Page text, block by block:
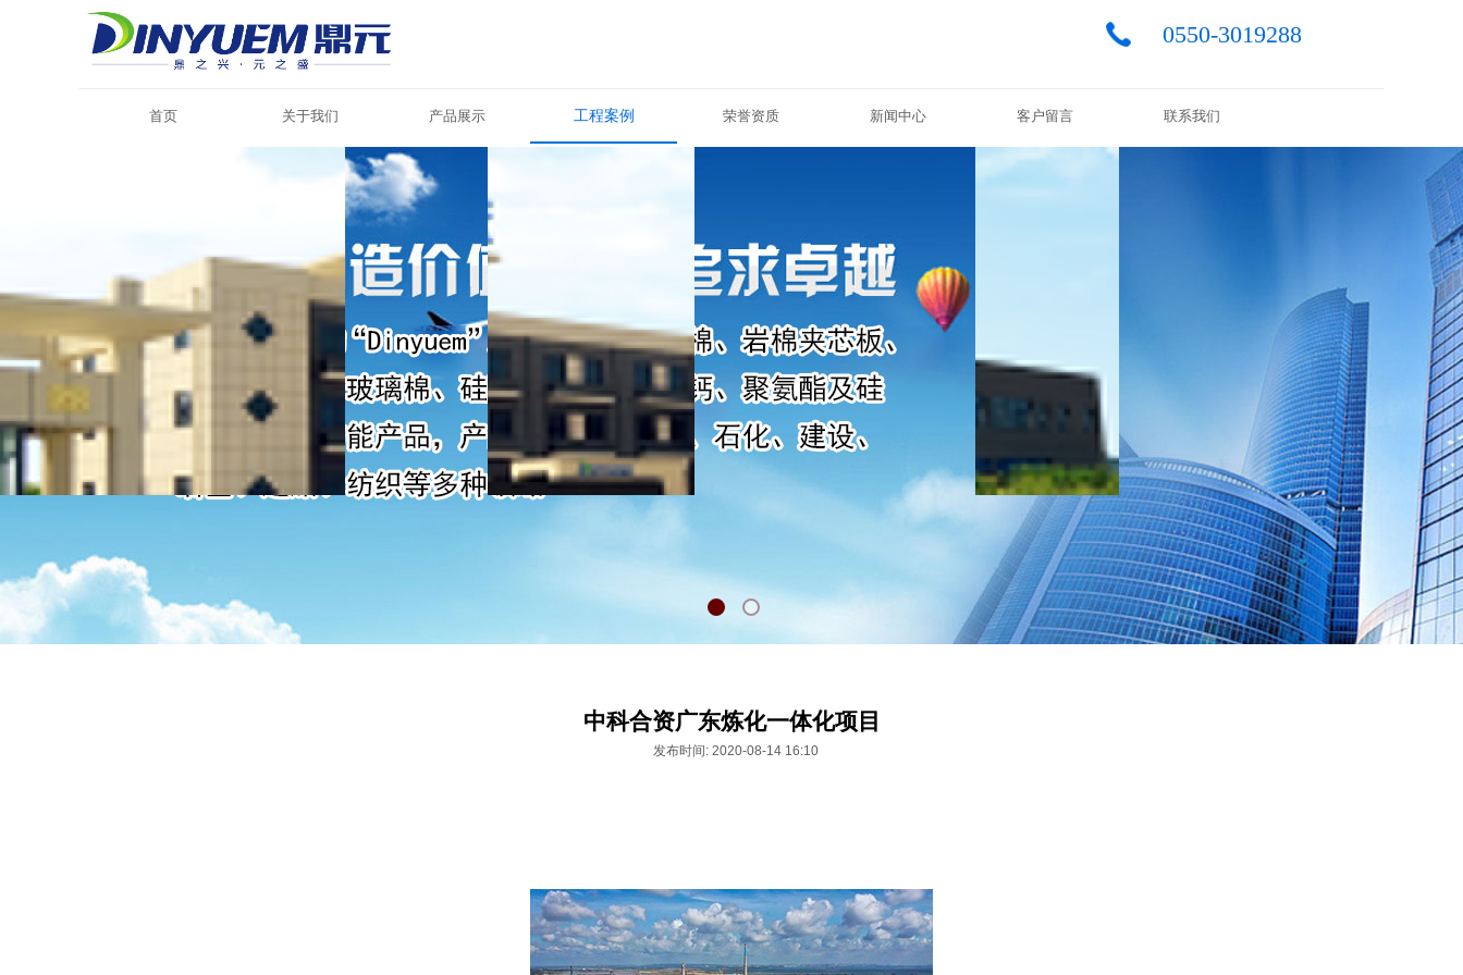
首页 关于我们 产品展示 工程案例 荣誉资质 新闻中心 客户留言 联系我们
0550-3019288
中科合资广东炼化一体化项目
发布时间: 2020-08-14 16:10